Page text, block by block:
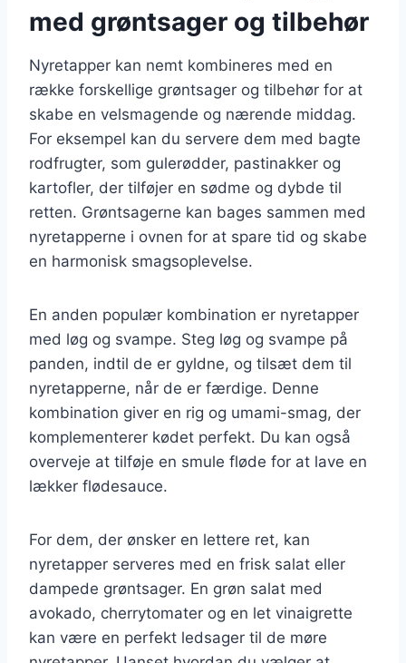
med grøntsager og tilbehør
Nyretapper kan nemt kombineres med en
række forskellige grøntsager og tilbehør for at
skabe en velsmagende og nærende middag.
For eksempel kan du servere dem med bagte
rodfrugter, som gulerødder, pastinakker og
kartofler, der tilføjer en sødme og dybde til
retten. Grøntsagerne kan bages sammen med
nyretapperne i ovnen for at spare tid og skabe
en harmonisk smagsoplevelse.
En anden populær kombination er nyretapper
med løg og svampe. Steg løg og svampe på
panden, indtil de er gyldne, og tilsæt dem til
nyretapperne, når de er færdige. Denne
kombination giver en rig og umami-smag, der
komplementerer kødet perfekt. Du kan også
overveje at tilføje en smule fløde for at lave en
lækker flødesauce.
For dem, der ønsker en lettere ret, kan
nyretapper serveres med en frisk salat eller
dampede grøntsager. En grøn salat med
avokado, cherrytomater og en let vinaigrette
kan være en perfekt ledsager til de møre